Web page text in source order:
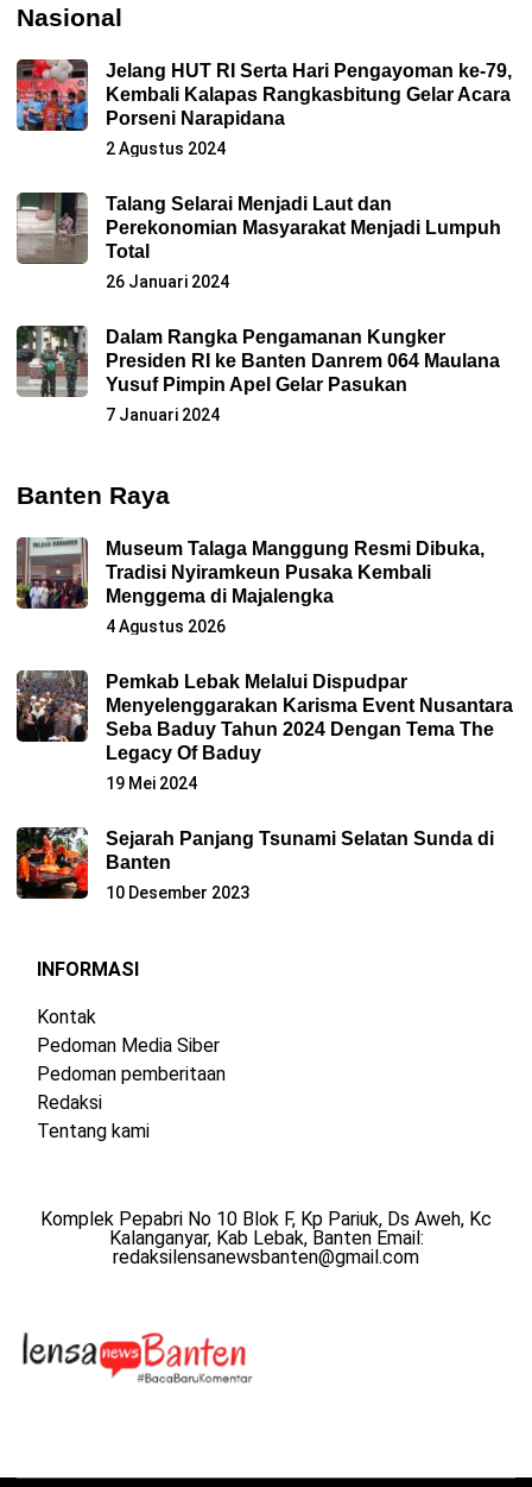
Nasional
Jelang HUT RI Serta Hari Pengayoman ke-79,
Kembali Kalapas Rangkasbitung Gelar Acara
Porseni Narapidana
2 Agustus 2024
Talang Selarai Menjadi Laut dan
Perekonomian Masyarakat Menjadi Lumpuh
Total
26 Januari 2024
Dalam Rangka Pengamanan Kungker
Presiden RI ke Banten Danrem 064 Maulana
Yusuf Pimpin Apel Gelar Pasukan
7 Januari 2024
Banten Raya
Museum Talaga Manggung Resmi Dibuka,
Tradisi Nyiramkeun Pusaka Kembali
Menggema di Majalengka
4 Agustus 2026
Pemkab Lebak Melalui Dispudpar
Menyelenggarakan Karisma Event Nusantara
Seba Baduy Tahun 2024 Dengan Tema The
Legacy Of Baduy
19 Mei 2024
Sejarah Panjang Tsunami Selatan Sunda di
Banten
10 Desember 2023
INFORMASI
Kontak
Pedoman Media Siber
Pedoman pemberitaan
Redaksi
Tentang kami
Komplek Pepabri No 10 Blok F, Kp Pariuk, Ds Aweh, Kc
Kalanganyar, Kab Lebak, Banten Email:
redaksilensanewsbanten@gmail.com